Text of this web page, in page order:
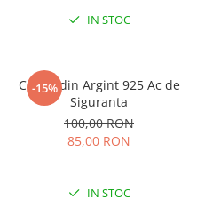
IN STOC
-15%
Cercei din Argint 925 Ac de
Siguranta
100,00 RON
85,00 RON
IN STOC